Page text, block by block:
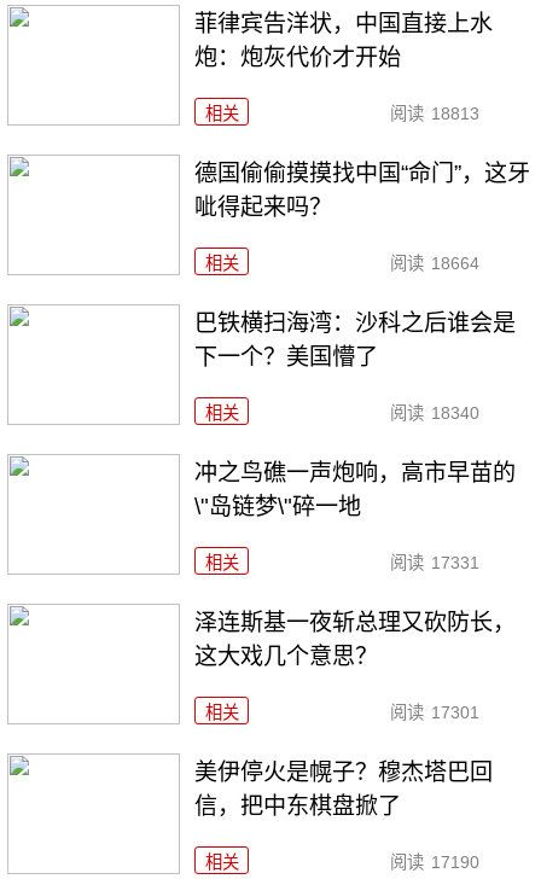
菲律宾告洋状，中国直接上水
炮：炮灰代价才开始
相关 阅读 18813
德国偷偷摸摸找中国“命门”，这牙
呲得起来吗？
相关 阅读 18664
巴铁横扫海湾：沙科之后谁会是
下一个？美国懵了
相关 阅读 18340
冲之鸟礁一声炮响，高市早苗的
\"岛链梦\"碎一地
相关 阅读 17331
泽连斯基一夜斩总理又砍防长，
这大戏几个意思？
相关 阅读 17301
美伊停火是幌子？穆杰塔巴回
信，把中东棋盘掀了
相关 阅读 17190